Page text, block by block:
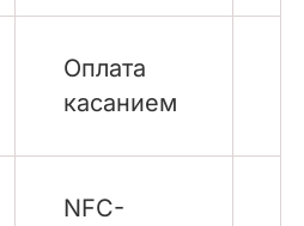
Оплата
касанием
NFC-